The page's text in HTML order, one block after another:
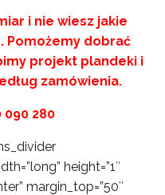
i nie wiesz jakie
Pomożemy dobrać
projekt plandeki i
zamówienia.
090 280
height=”1″
margin_top=”50″